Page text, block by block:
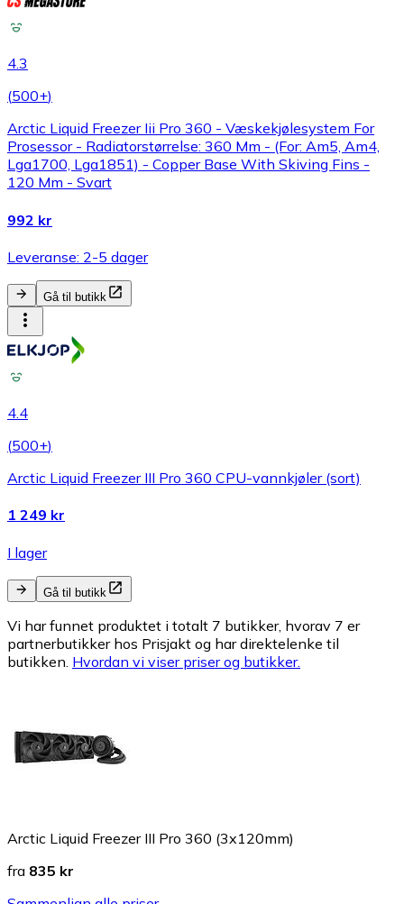
4.3
(500+)
Arctic Liquid Freezer Iii Pro 360 - Væskekjølesystem For
Prosessor - Radiatorstørrelse: 360 Mm - (For: Am5, Am4,
Lga1700, Lga1851) - Copper Base With Skiving Fins -
120 Mm - Svart
992 kr
Leveranse: 2-5 dager
Gå til butikk
4.4
(500+)
Arctic Liquid Freezer III Pro 360 CPU-vannkjøler (sort)
1 249 kr
I lager
Gå til butikk
Vi har funnet produktet i totalt 7 butikker, hvorav 7 er
partnerbutikker hos Prisjakt og har direktelenke til
butikken. Hvordan vi viser priser og butikker.
Arctic Liquid Freezer III Pro 360 (3x120mm)
fra 835 kr